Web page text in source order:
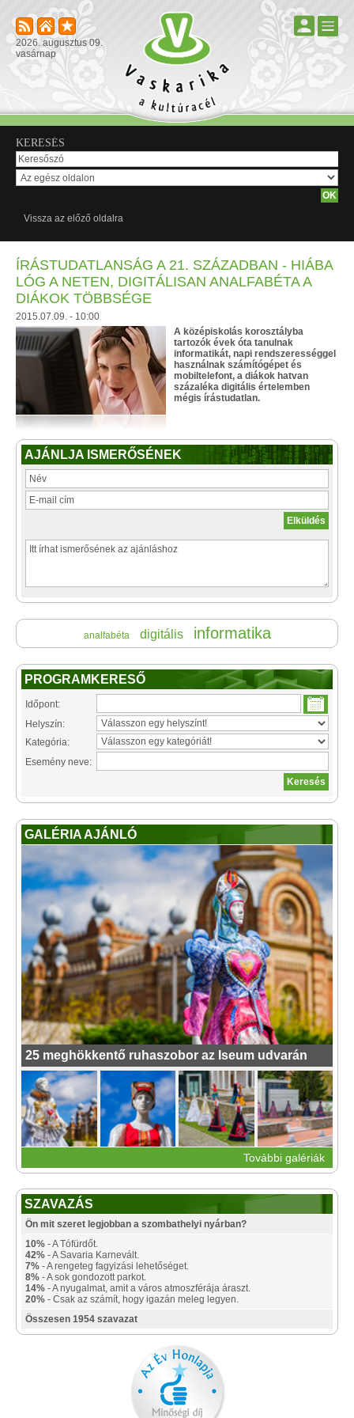
2026. augusztus 09.
vasárnap
KERESÉS
Vissza az előző oldalra
ÍRÁSTUDATLANSÁG A 21. SZÁZADBAN - HIÁBA
LÓG A NETEN, DIGITÁLISAN ANALFABÉTA A
DIÁKOK TÖBBSÉGE
2015.07.09. - 10:00
A középiskolás korosztályba
tartozók évek óta tanulnak
informatikát, napi rendszerességgel
használnak számítógépet és
mobiltelefont, a diákok hatvan
százaléka digitális értelemben
mégis írástudatlan.
AJÁNLJA ISMERŐSÉNEK
analfabéta digitális informatika
PROGRAMKERESŐ
Időpont:
Helyszín:
Kategória:
Esemény neve:
GALÉRIA AJÁNLÓ
25 meghökkentő ruhaszobor az Iseum udvarán
További galériák
SZAVAZÁS
Ön mit szeret legjobban a szombathelyi nyárban?
10% - A Tófürdőt.
42% - A Savaria Karnevált.
7% - A rengeteg fagyizási lehetőséget.
8% - A sok gondozott parkot.
14% - A nyugalmat, amit a város atmoszférája áraszt.
20% - Csak az számít, hogy igazán meleg legyen.
Összesen 1954 szavazat